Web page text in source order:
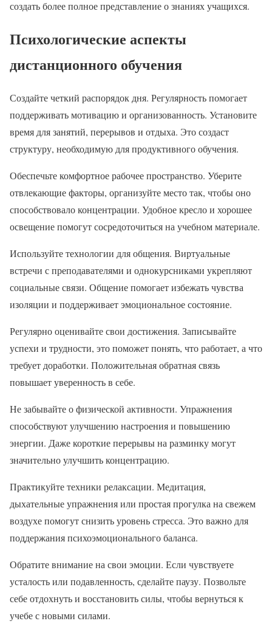
создать более полное представление о знаниях учащихся.
Психологические аспекты
дистанционного обучения
Создайте четкий распорядок дня. Регулярность помогает
поддерживать мотивацию и организованность. Установите
время для занятий, перерывов и отдыха. Это создаст
структуру, необходимую для продуктивного обучения.
Обеспечьте комфортное рабочее пространство. Уберите
отвлекающие факторы, организуйте место так, чтобы оно
способствовало концентрации. Удобное кресло и хорошее
освещение помогут сосредоточиться на учебном материале.
Используйте технологии для общения. Виртуальные
встречи с преподавателями и однокурсниками укрепляют
социальные связи. Общение помогает избежать чувства
изоляции и поддерживает эмоциональное состояние.
Регулярно оценивайте свои достижения. Записывайте
успехи и трудности, это поможет понять, что работает, а что
требует доработки. Положительная обратная связь
повышает уверенность в себе.
Не забывайте о физической активности. Упражнения
способствуют улучшению настроения и повышению
энергии. Даже короткие перерывы на разминку могут
значительно улучшить концентрацию.
Практикуйте техники релаксации. Медитация,
дыхательные упражнения или простая прогулка на свежем
воздухе помогут снизить уровень стресса. Это важно для
поддержания психоэмоционального баланса.
Обратите внимание на свои эмоции. Если чувствуете
усталость или подавленность, сделайте паузу. Позвольте
себе отдохнуть и восстановить силы, чтобы вернуться к
учебе с новыми силами.